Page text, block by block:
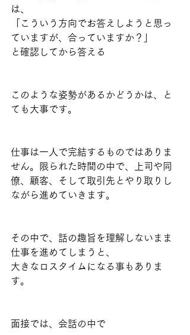
は、
「こういう方向でお答えしようと思っ
ていますが、合っていますか？」
と確認してから答える
このような姿勢があるかどうかは、と
ても大事です。
仕事は一人で完結するものではありま
せん。限られた時間の中で、上司や同
僚、顧客、そして取引先とやり取りし
ながら進めていきます。
その中で、話の趣旨を理解しないまま
仕事を進めてしまうと、
大きなロスタイムになる事もありま
す。
面接では、会話の中で